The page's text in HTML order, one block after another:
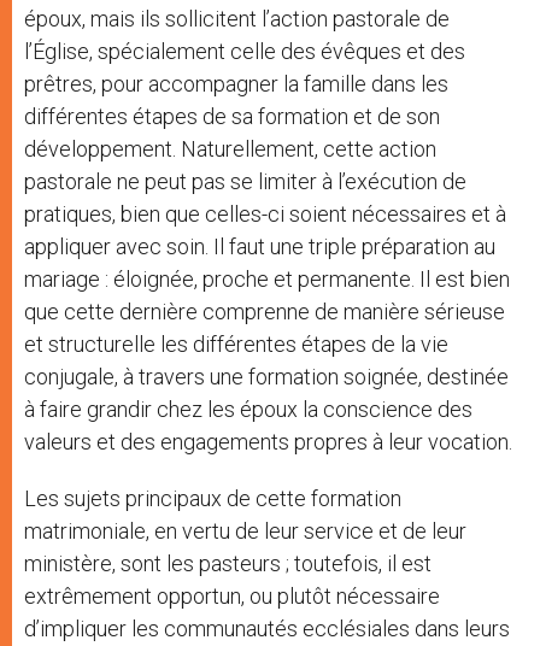
époux, mais ils sollicitent l’action pastorale de
l’Église, spécialement celle des évêques et des
prêtres, pour accompagner la famille dans les
différentes étapes de sa formation et de son
développement. Naturellement, cette action
pastorale ne peut pas se limiter à l’exécution de
pratiques, bien que celles-ci soient nécessaires et à
appliquer avec soin. Il faut une triple préparation au
mariage : éloignée, proche et permanente. Il est bien
que cette dernière comprenne de manière sérieuse
et structurelle les différentes étapes de la vie
conjugale, à travers une formation soignée, destinée
à faire grandir chez les époux la conscience des
valeurs et des engagements propres à leur vocation.
Les sujets principaux de cette formation
matrimoniale, en vertu de leur service et de leur
ministère, sont les pasteurs ; toutefois, il est
extrêmement opportun, ou plutôt nécessaire
d’impliquer les communautés ecclésiales dans leurs